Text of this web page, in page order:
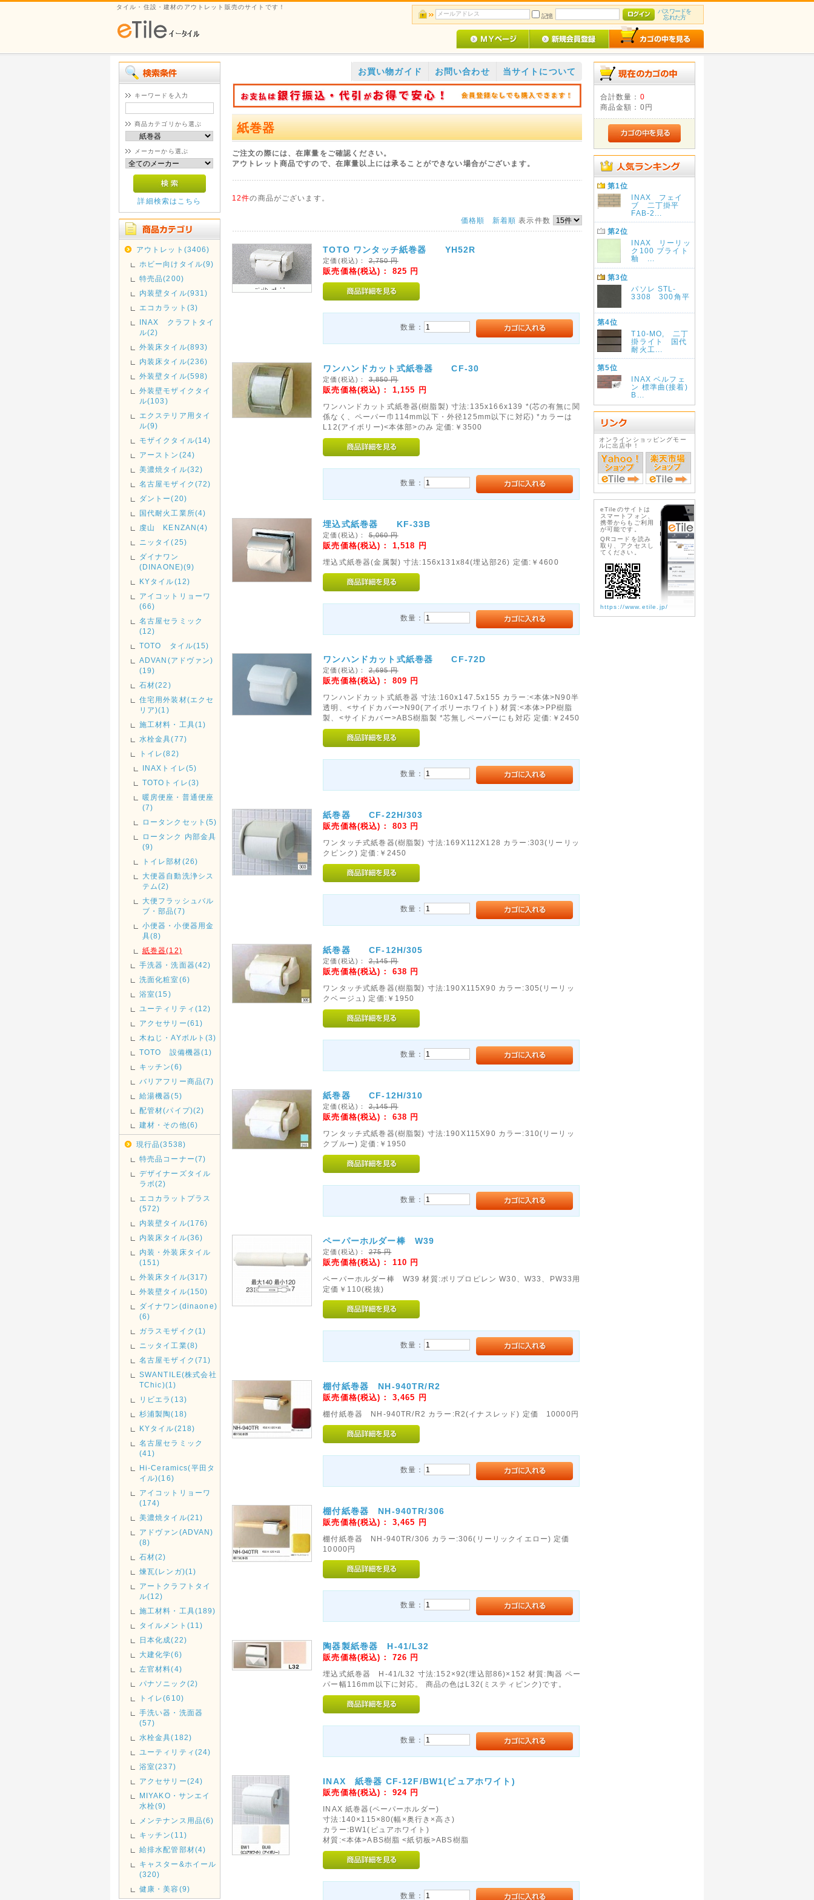
タイル・住設・建材のアウトレット販売のサイトです！
記憶
パスワードを
忘れた方
キーワードを入力
商品カテゴリから選ぶ
メーカーから選ぶ
詳細検索はこちら
アウトレット(3406)
ホビー向けタイル(9)
特売品(200)
内装壁タイル(931)
エコカラット(3)
INAX クラフトタイ
ル(2)
外装床タイル(893)
内装床タイル(236)
外装壁タイル(598)
外装壁モザイクタイ
ル(103)
エクステリア用タイ
ル(9)
モザイクタイル(14)
アーストン(24)
美濃焼タイル(32)
名古屋モザイク(72)
ダントー(20)
国代耐火工業所(4)
虔山 KENZAN(4)
ニッタイ(25)
ダイナワン
(DINAONE)(9)
KYタイル(12)
アイコットリョーワ
(66)
名古屋セラミック
(12)
TOTO タイル(15)
ADVAN(アドヴァン)
(19)
石材(22)
住宅用外装材(エクセ
リア)(1)
施工材料・工具(1)
水栓金具(77)
トイレ(82)
INAXトイレ(5)
TOTOトイレ(3)
暖房便座・普通便座
(7)
ロータンクセット(5)
ロータンク 内部金具
(9)
トイレ部材(26)
大便器自動洗浄シス
テム(2)
大便フラッシュバル
ブ・部品(7)
小便器・小便器用金
具(8)
紙巻器(12)
手洗器・洗面器(42)
洗面化粧室(6)
浴室(15)
ユーティリティ(12)
アクセサリー(61)
木ねじ・AYボルト(3)
TOTO 設備機器(1)
キッチン(6)
バリアフリー商品(7)
給湯機器(5)
配管材(パイプ)(2)
建材・その他(6)
現行品(3538)
特売品コーナー(7)
デザイナーズタイル
ラボ(2)
エコカラットプラス
(572)
内装壁タイル(176)
内装床タイル(36)
内装・外装床タイル
(151)
外装床タイル(317)
外装壁タイル(150)
ダイナワン(dinaone)
(6)
ガラスモザイク(1)
ニッタイ工業(8)
名古屋モザイク(71)
SWANTILE(株式会社
TChic)(1)
リビエラ(13)
杉浦製陶(18)
KYタイル(218)
名古屋セラミック
(41)
Hi-Ceramics(平田タ
イル)(16)
アイコットリョーワ
(174)
美濃焼タイル(21)
アドヴァン(ADVAN)
(8)
石材(2)
煉瓦(レンガ)(1)
アートクラフトタイ
ル(12)
施工材料・工具(189)
タイルメント(11)
日本化成(22)
大建化学(6)
左官材料(4)
パナソニック(2)
トイレ(610)
手洗い器・洗面器
(57)
水栓金具(182)
ユーティリティ(24)
浴室(237)
アクセサリー(24)
MIYAKO・サンエイ
水栓(9)
メンテナンス用品(6)
キッチン(11)
給排水配管部材(4)
キャスター&ホイール
(320)
健康・美容(9)
お買い物ガイド お問い合わせ 当サイトについて
紙巻器
ご注文の際には、在庫量をご確認ください。
アウトレット商品ですので、在庫量以上には承ることができない場合がございます。
12件の商品がございます。
価格順 新着順 表示件数
TOTO ワンタッチ紙巻器 YH52R
定価(税込)：2,750円
販売価格(税込)： 825 円
数量：
ワンハンドカット式紙巻器 CF-30
定価(税込)：3,850円
販売価格(税込)： 1,155 円
ワンハンドカット式紙巻器(樹脂製) 寸法:135x166x139 *(芯の有無に関
係なく、ペーパー巾114mm以下・外径125mm以下に対応) *カラーは
L12(アイボリー)<本体部>のみ 定価:￥3500
数量：
埋込式紙巻器 KF-33B
定価(税込)：5,060円
販売価格(税込)： 1,518 円
埋込式紙巻器(金属製) 寸法:156x131x84(埋込部26) 定価:￥4600
数量：
ワンハンドカット式紙巻器 CF-72D
定価(税込)：2,695円
販売価格(税込)： 809 円
ワンハンドカット式紙巻器 寸法:160x147.5x155 カラー:<本体>N90半
透明、<サイドカバー>N90(アイボリーホワイト) 材質:<本体>PP樹脂
製、<サイドカバー>ABS樹脂製 *芯無しペーパーにも対応 定価:￥2450
数量：
紙巻器 CF-22H/303
販売価格(税込)： 803 円
ワンタッチ式紙巻器(樹脂製) 寸法:169X112X128 カラー:303(リーリッ
クピンク) 定価:￥2450
数量：
紙巻器 CF-12H/305
定価(税込)：2,145円
販売価格(税込)： 638 円
ワンタッチ式紙巻器(樹脂製) 寸法:190X115X90 カラー:305(リーリッ
クベージュ) 定価:￥1950
数量：
紙巻器 CF-12H/310
定価(税込)：2,145円
販売価格(税込)： 638 円
ワンタッチ式紙巻器(樹脂製) 寸法:190X115X90 カラー:310(リーリッ
クブルー) 定価:￥1950
数量：
ペーパーホルダー棒 W39
定価(税込)：275円
販売価格(税込)： 110 円
ペーパーホルダー棒 W39 材質:ポリプロピレン W30、W33、PW33用
定価￥110(税抜)
数量：
棚付紙巻器 NH-940TR/R2
販売価格(税込)： 3,465 円
棚付紙巻器 NH-940TR/R2 カラー:R2(イナスレッド) 定価 10000円
数量：
棚付紙巻器 NH-940TR/306
販売価格(税込)： 3,465 円
棚付紙巻器 NH-940TR/306 カラー:306(リーリックイエロー) 定価
10000円
数量：
陶器製紙巻器 H-41/L32
販売価格(税込)： 726 円
埋込式紙巻器 H-41/L32 寸法:152×92(埋込部86)×152 材質:陶器 ペー
パー幅116mm以下に対応。 商品の色はL32(ミスティピンク)です。
数量：
INAX 紙巻器 CF-12F/BW1(ピュアホワイト)
販売価格(税込)： 924 円
INAX 紙巻器(ペーパーホルダー)
寸法:140×115×80(幅×奥行き×高さ)
カラー:BW1(ピュアホワイト)
材質:<本体>ABS樹脂 <紙切板>ABS樹脂
数量：
合計数量： 0
商品金額： 0円
第1位
INAX フェイ
ブ 二丁掛平
FAB-2...
第2位
INAX リーリッ
ク100 ブライト
釉 ...
第3位
パソレ STL-
3308 300角平
第4位
T10-MO, 二丁
掛ライト 国代
耐火工...
第5位
INAX ベルフェ
ン 標準曲(接着)
B...
オンラインショッピングモー
ルに出店中！
eTileのサイトは
スマートフォン、
携帯からもご利用
が可能です。
QRコードを読み
取り、アクセスし
てください。
https://www.etile.jp/